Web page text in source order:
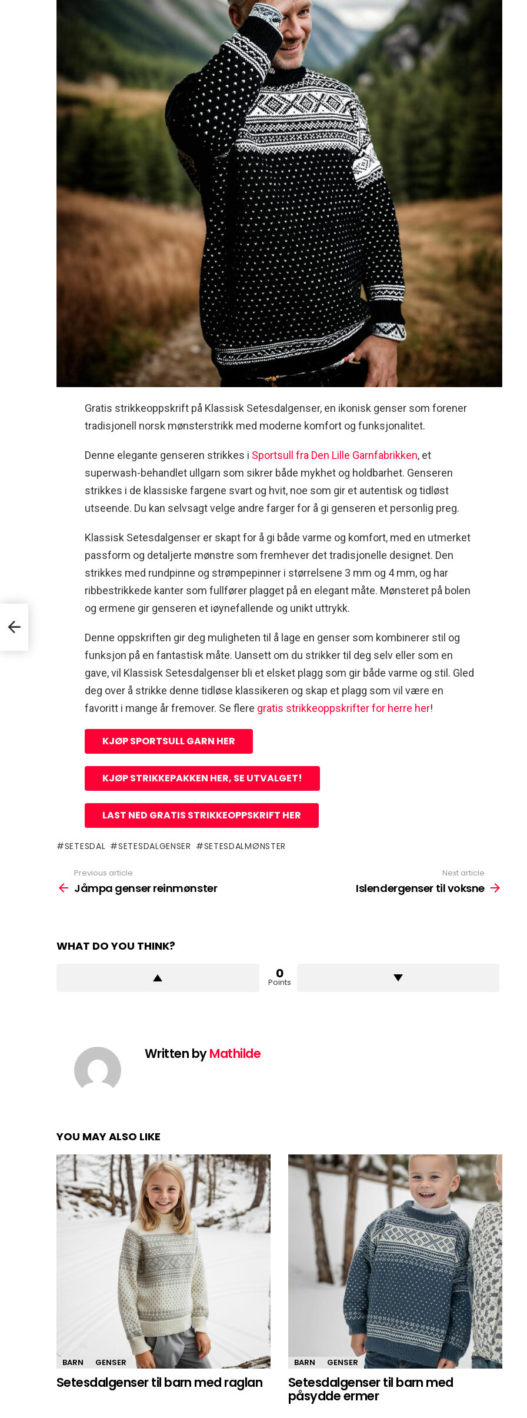
Gratis strikkeoppskrift på Klassisk Setesdalgenser, en ikonisk genser som forener
tradisjonell norsk mønsterstrikk med moderne komfort og funksjonalitet.
Denne elegante genseren strikkes i Sportsull fra Den Lille Garnfabrikken, et
superwash-behandlet ullgarn som sikrer både mykhet og holdbarhet. Genseren
strikkes i de klassiske fargene svart og hvit, noe som gir et autentisk og tidløst
utseende. Du kan selvsagt velge andre farger for å gi genseren et personlig preg.
Klassisk Setesdalgenser er skapt for å gi både varme og komfort, med en utmerket
passform og detaljerte mønstre som fremhever det tradisjonelle designet. Den
strikkes med rundpinne og strømpepinner i størrelsene 3 mm og 4 mm, og har
ribbestrikkede kanter som fullfører plagget på en elegant måte. Mønsteret på bolen
og ermene gir genseren et iøynefallende og unikt uttrykk.
Denne oppskriften gir deg muligheten til å lage en genser som kombinerer stil og
funksjon på en fantastisk måte. Uansett om du strikker til deg selv eller som en
gave, vil Klassisk Setesdalgenser bli et elsket plagg som gir både varme og stil. Gled
deg over å strikke denne tidløse klassikeren og skap et plagg som vil være en
favoritt i mange år fremover. Se flere gratis strikkeoppskrifter for herre her!
KJØP SPORTSULL GARN HER
KJØP STRIKKEPAKKEN HER, SE UTVALGET!
LAST NED GRATIS STRIKKEOPPSKRIFT HER
SETESDAL SETESDALGENSER SETESDALMØNSTER
more
Previous article
Jåmpa genser reinmønster
Next article
Islendergenser til voksne
WHAT DO YOU THINK?
0
Points
Written byMathilde
YOU MAY ALSO LIKE
BARN GENSER
Setesdalgenser til barn med raglan
BARN GENSER
Setesdalgenser til barn med
påsydde ermer